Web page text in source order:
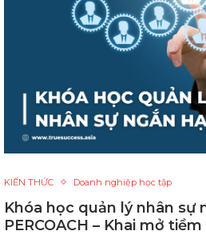
KIẾN THỨC Doanh nghiệp học tập
Khóa học quản lý nhân sự
PERCOACH – Khai mở